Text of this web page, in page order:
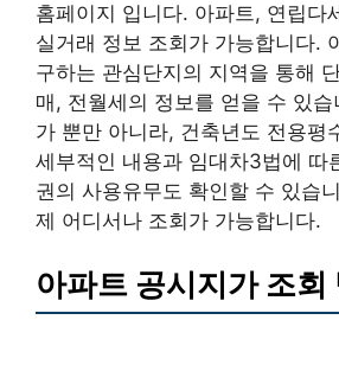
홈페이지 입니다. 아파트, 연립다
실거래 정보 조회가 가능합니다.
구하는 관심단지의 지역을 통해
매, 전월세의 정보를 얻을 수 있습
가 뿐만 아니라, 건축년도 전용평
세부적인 내용과 임대차3법에 따
권의 사용유무도 확인할 수 있습
제 어디서나 조회가 가능합니다.
아파트 공시지가 조회